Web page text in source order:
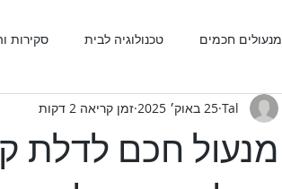
מנעולים חכמים טכנולוגיה לבית סקירות
Tal 25 באוק׳ 2025 זמן קריאה 2 דקות